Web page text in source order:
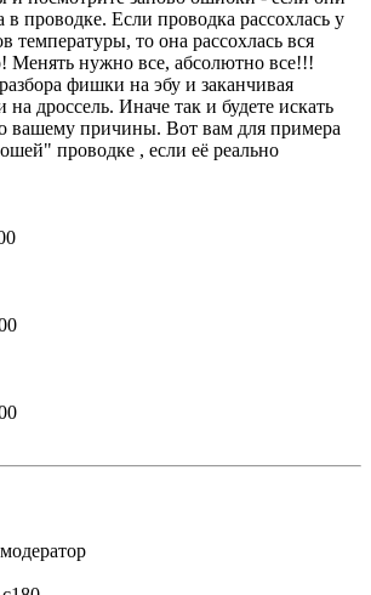
в проводке. Если проводка рассохлась у
температуры, то она рассохлась вся
Менять нужно все, абсолютно все!!!
фишки на эбу и заканчивая
дроссель. Иначе так и будете искать
вашему причины. Вот вам для примера
проводке , если её реально